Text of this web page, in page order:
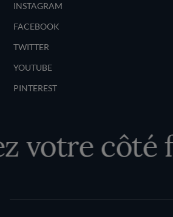
INSTAGRAM
FACEBOOK
TWITTER
YOUTUBE
PINTEREST
votre côté